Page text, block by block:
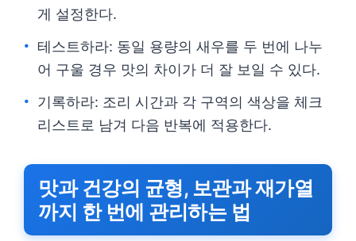
게 설정한다.
테스트하라: 동일 용량의 새우를 두 번에 나누
어 구울 경우 맛의 차이가 더 잘 보일 수 있다.
기록하라: 조리 시간과 각 구역의 색상을 체크
리스트로 남겨 다음 반복에 적용한다.
맛과 건강의 균형, 보관과 재가열
까지 한 번에 관리하는 법